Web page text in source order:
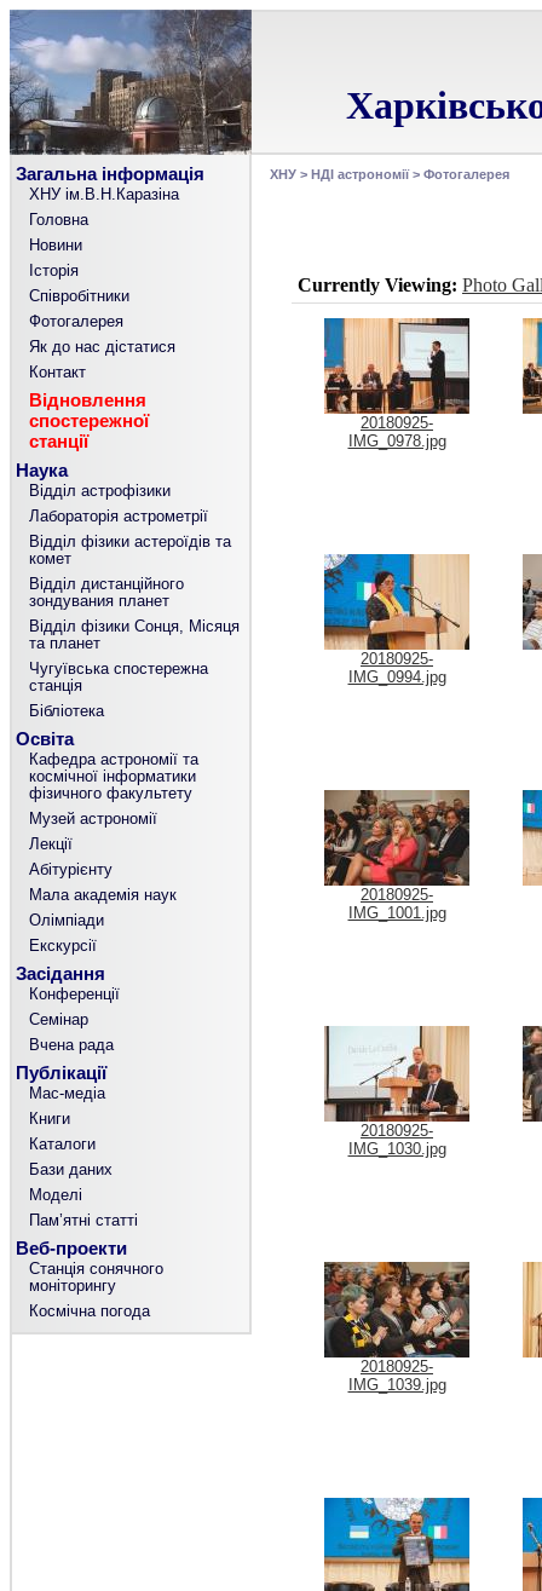
Загальна інформація
ХНУ ім.В.Н.Каразіна
Головна
Новини
Історія
Співробітники
Фотогалерея
Як до нас дістатися
Контакт
Відновлення
спостережної
станції
Наука
Відділ астрофізики
Лабораторія астрометрії
Відділ фізики астероїдів та
комет
Відділ дистанційного
зондувания планет
Відділ фізики Сонця, Місяця
та планет
Чугуївська спостережна
станція
Бібліотека
Освіта
Кафедра астрономії та
космічної інформатики
фізичного факультету
Музей астрономії
Лекції
Абітурієнту
Мала академія наук
Олімпіади
Екскурсії
Засідання
Конференції
Семінар
Вчена рада
Публікації
Мас-медіа
Книги
Каталоги
Бази даних
Моделі
Пам’ятні статті
Веб-проекти
Станція сонячного
моніторингу
Космічна погода
ХНУ > НДІ астрономії> Фотогалерея
Currently Viewing: Photo
20180925-
IMG_0978.jpg
20180925-
IMG_0994.jpg
20180925-
IMG_1001.jpg
20180925-
IMG_1030.jpg
20180925-
IMG_1039.jpg